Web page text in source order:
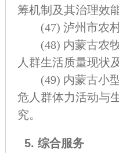
筹机制及其治理效
(47) 泸州市农
(48) 内蒙古农
人群生活质量现状
(49) 内蒙古小
危人群体力活动与
究。
5. 综合服务